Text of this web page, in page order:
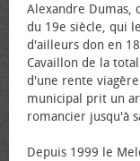
Alexandre Dumas,
du 19e siècle, qui
d'ailleurs don en
Cavaillon de la
d'une rente
municipal prit un
romancier jusqu'à
Depuis 1999 le